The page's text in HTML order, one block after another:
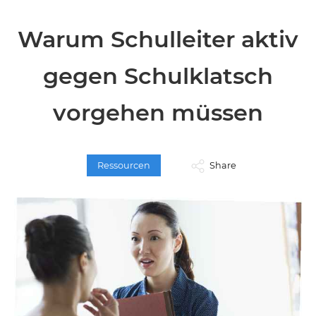
Warum Schulleiter aktiv
gegen Schulklatsch
vorgehen müssen
Ressourcen Share